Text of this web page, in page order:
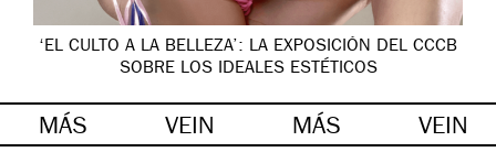
‘EL CULTO A LA BELLEZA’: LA EXPOSICIÓN DEL CCCB
SOBRE LOS IDEALES ESTÉTICOS
MÁS VEIN MÁS VEIN